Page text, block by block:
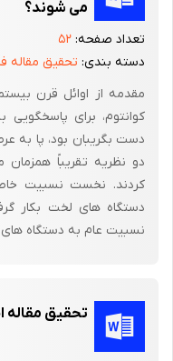
روش در رفع مشکل تکنیگی
روش ذکر شده اخیر
می‌باشد که در چهار فصل
در فصل اول، کیهانشناسی
استاندارد، موفقیتها و
در فصل دوم مدلی
رابرستون - واکر در حضور
متریکهای تبهگن و اعمال
قرار می‌گیرد.
در فصل چهارم با
می شوند؟
تعداد صفحه: ۵۲
دسته بندی: تحقیق مقاله
مقدمه از اوائل قرن
کوانتوم، برای
دست بگریبان بود، پا به
دو نظریه تقریباً
نسبیت عام به دستگاه
تحقیق مقاله